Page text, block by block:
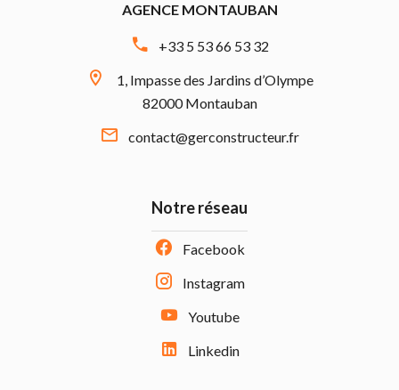
AGENCE MONTAUBAN
+33 5 53 66 53 32
1, Impasse des Jardins d’Olympe
82000 Montauban
contact@gerconstructeur.fr
Notre réseau
Facebook
Instagram
Youtube
Linkedin